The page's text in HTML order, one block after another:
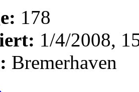
178
1/4/2008,
Bremerhaven